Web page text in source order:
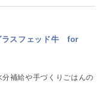
ラスフェッド牛 for
補給や手づくりごはんの